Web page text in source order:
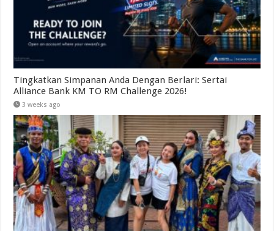
Tingkatkan Simpanan Anda Dengan Berlari: Sertai
Alliance Bank KM TO RM Challenge 2026!
3 weeks ago